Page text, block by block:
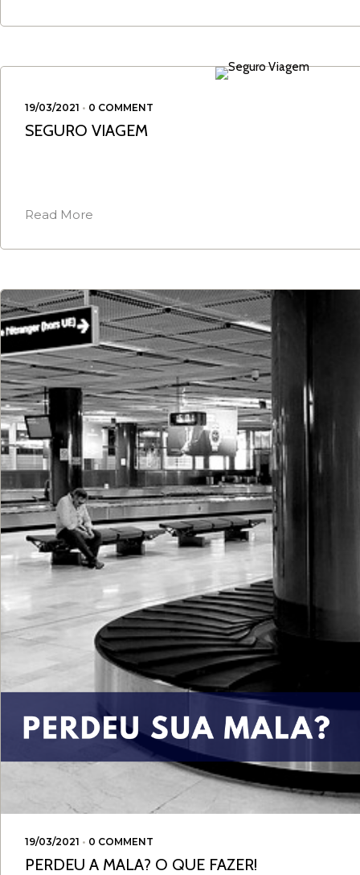
19/03/2021 • 0 COMMENT
SEGURO VIAGEM
Read More
19/03/2021 • 0 COMMENT
PERDEU A MALA? O QUE FAZER!